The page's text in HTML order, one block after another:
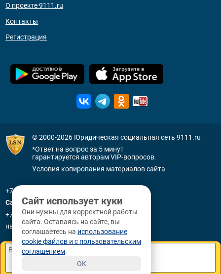
О проекте 9111.ru
Контакты
Регистрация
© 2000-2026 Юридическая социальная сеть 9111.ru
*Ответ на вопрос за 5 минут
гарантируется авторам VIP-вопросов.
Условия копирования материалов сайта
+7 (800) 505-91-11
Санкт-Петербург
+7 (812) 336-92-64
наб. р. Фонтанки, д. 59
Сайт использует куки
Они нужны для корректной работы
сайта. Оставаясь на сайте, вы
соглашаетесь на использование
cookie файлов и с пользовательским
соглашением.
OK